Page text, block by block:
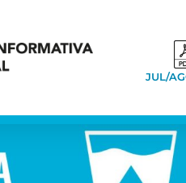
JUL/